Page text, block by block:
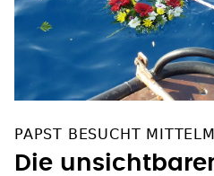
PAPST BESUCHT
Die